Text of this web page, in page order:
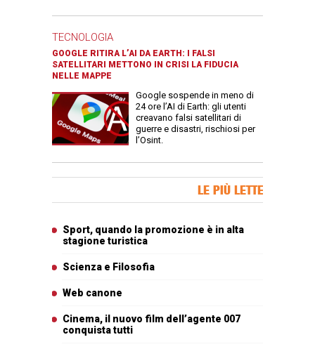
TECNOLOGIA
GOOGLE RITIRA L’AI DA EARTH: I FALSI
SATELLITARI METTONO IN CRISI LA FIDUCIA
NELLE MAPPE
Google sospende in meno di
24 ore l’AI di Earth: gli utenti
creavano falsi satellitari di
guerre e disastri, rischiosi per
l’Osint.
LE PIÙ LETTE
Sport, quando la promozione è in alta
stagione turistica
Scienza e Filosofia
Web canone
Cinema, il nuovo film dell’agente 007
conquista tutti